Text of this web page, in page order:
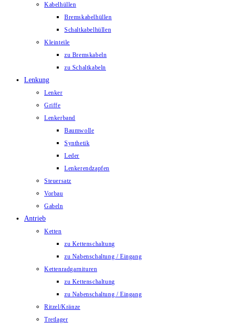
Kabelhüllen
Bremskabelhüllen
Schaltkabelhüllen
Kleinteile
zu Bremskabeln
zu Schaltkabeln
Lenkung
Lenker
Griffe
Lenkerband
Baumwolle
Synthetik
Leder
Lenkerendzapfen
Steuersatz
Vorbau
Gabeln
Antrieb
Ketten
zu Kettenschaltung
zu Nabenschaltung / Eingang
Kettenradgarnituren
zu Kettenschaltung
zu Nabenschaltung / Eingang
Ritzel/Kränze
Tretlager